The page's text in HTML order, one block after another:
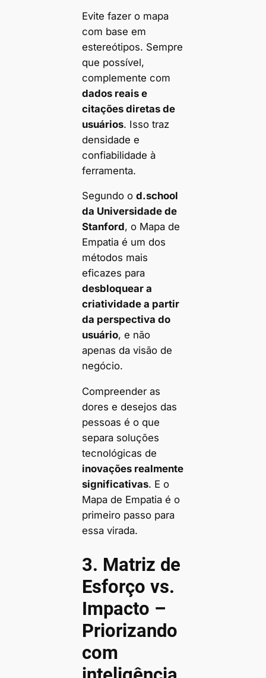
Evite fazer o mapa
com base em
estereótipos. Sempre
que possível,
complemente com
dados reais e
citações diretas de
usuários. Isso traz
densidade e
confiabilidade à
ferramenta.
Segundo o d.school
da Universidade de
Stanford, o Mapa de
Empatia é um dos
métodos mais
eficazes para
desbloquear a
criatividade a partir
da perspectiva do
usuário, e não
apenas da visão de
negócio.
Compreender as
dores e desejos das
pessoas é o que
separa soluções
tecnológicas de
inovações realmente
significativas. E o
Mapa de Empatia é o
primeiro passo para
essa virada.
3. Matriz de
Esforço vs.
Impacto –
Priorizando
com